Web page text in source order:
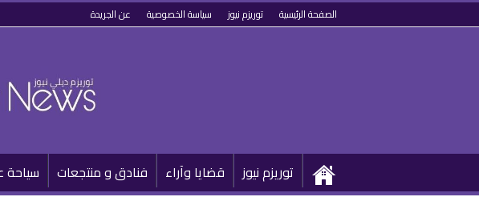
الصفحة الرئيسية توريزم نيوز سياسة الخصوصية عن الجريدة
توريزم نيوز قضايا وآراء فنادق و منتجعات سياحة